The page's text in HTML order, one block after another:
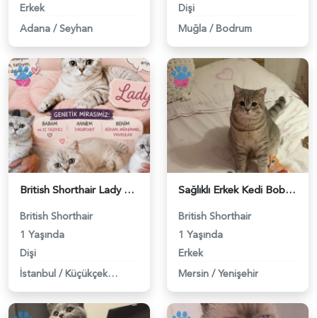
Erkek
Adana / Seyhan
Dişi
Muğla / Bodrum
British Shorthair Lady kociş arıyor - 118984656
British Shorthair
1 Yaşında
Dişi
İstanbul / Küçükçekmece
Sağlıklı Erkek Kedi Bobi’ye Eş Aranıyor - 118984657
British Shorthair
1 Yaşında
Erkek
Mersin / Yenişehir